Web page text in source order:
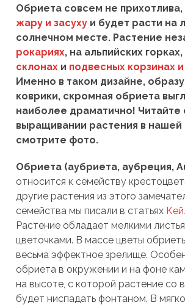
Обриета совсем не прихотлива,
жару и засуху и будет расти на
солнечном месте. Растение
рокариях, на альпийских горках,
склонах и подвесных корзинах
Именно в таком дизайне,
коврики, скромная обриета
наиболее драматично! Читайте
выращивании растения в нашей
смотрите фото.
Обриета (аубриета, аубреция,
относится к семейству
другие растения из этого
семейства мы писали в статьях
Растение обладает мелкими
цветочками. В массе цветы
весьма эффектное зрелище.
обриета в окружении и на фоне
на высоте, с которой растение со
будет ниспадать фонтаном. В